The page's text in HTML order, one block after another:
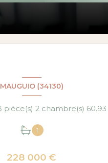
MAUGUIO (34130)
1
228 000 €